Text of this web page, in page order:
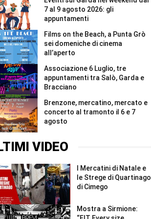
domeniche
cinema
all’aperto
#Shorts
7 al 9 agosto 2026: gli
appuntamenti
Films on the Beach, a Punta Grò
sei domeniche di cinema
all’aperto
Associazione 6 Luglio, tre
appuntamenti tra Salò, Garda e
Bracciano
Brenzone, mercatino, mercato e
concerto al tramonto il 6 e 7
agosto
VIDEO
I Mercatini di Natale e
le Strege di Quartinago
di Cimego
Mostra a Sirmione: